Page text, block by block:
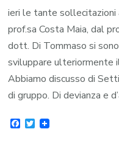
ieri le tante sollecitazioni
prof.sa Costa Maia, dal
dott. Di Tommaso si
sviluppare ulteriormente
Abbiamo discusso di
di gruppo. Di devianza e
Facebook
Twitter